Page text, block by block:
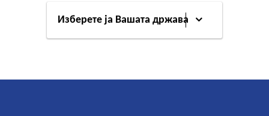
Изберете ја Вашата држава